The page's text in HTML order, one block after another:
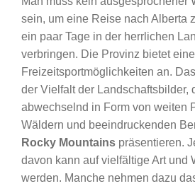
sein, um eine Reise nach Alberta
ein paar Tage in der herrlichen
verbringen. Die Provinz bietet
Freizeitsportmöglichkeiten an.
der Vielfalt der Landschaftsbilder,
abwechselnd in Form von weiten
Wäldern und beeindruckenden
Rocky Mountains präsentieren.
davon kann auf vielfältige Art und
werden. Manche nehmen dazu